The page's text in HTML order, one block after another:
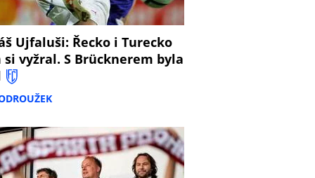
Ujfaluši: Řecko i Turecko
si vyžral. S Brücknerem byla
8